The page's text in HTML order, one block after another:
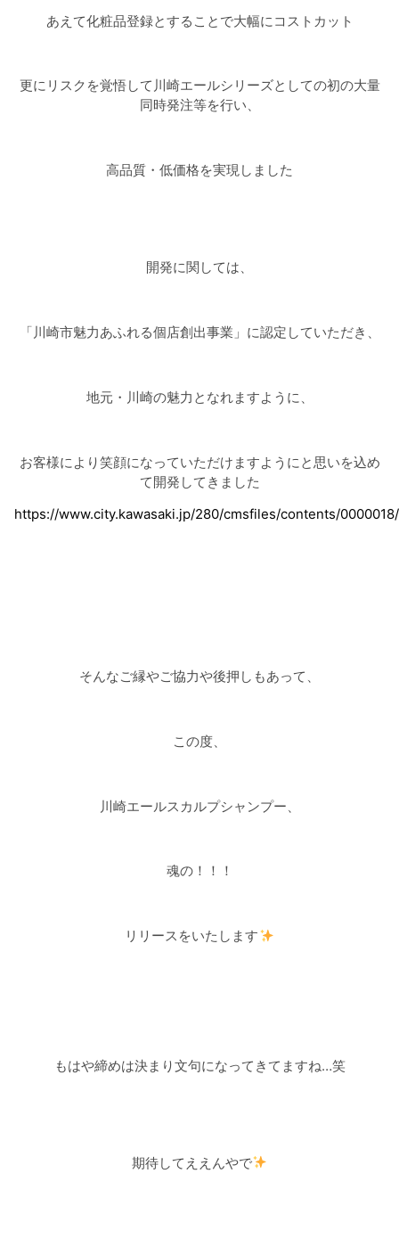
あえて化粧品登録とすることで大幅にコストカット
更にリスクを覚悟して川崎エールシリーズとしての初の大量
同時発注等を行い、
高品質・低価格を実現しました
開発に関しては、
「川崎市魅力あふれる個店創出事業」に認定していただき、
地元・川崎の魅力となれますように、
お客様により笑顔になっていただけますようにと思いを込め
て開発してきました
https://www.city.kawasaki.jp/280/cmsfiles/contents/
そんなご縁やご協力や後押しもあって、
この度、
川崎エールスカルプシャンプー、
魂の！！！
リリースをいたします
もはや締めは決まり文句になってきてますね…笑
期待してええんやで